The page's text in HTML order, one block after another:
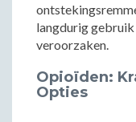
langdurig
veroorzaken.
Opioïden:
Opties